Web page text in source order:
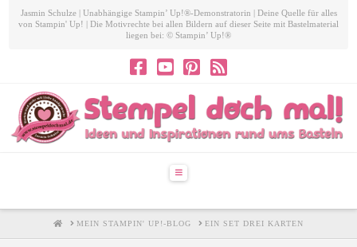
Jasmin Schulze | Unabhängige Stampin’ Up!®-Demonstratorin | Deine Quelle für alles
von Stampin' Up! | Die Motivrechte bei allen Bildern auf dieser Seite mit Bastelmaterial
liegen bei: © Stampin’ Up!®
Navigation
HOMEMEIN STAMPIN' UP!-BLOG EIN SET DREI KARTEN